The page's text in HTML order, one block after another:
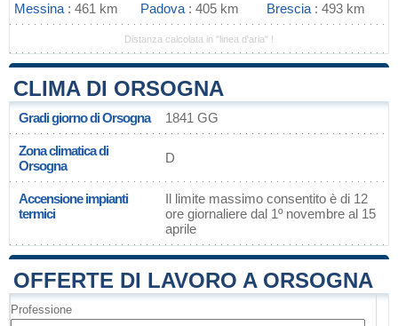
Messina : 461 km Padova : 405 km Brescia : 493 km
Distanza calcolata in "linea d'aria" !
CLIMA DI ORSOGNA
Gradi giorno di Orsogna 1841 GG
Zona climatica di
Orsogna
D
Accensione impianti
termici
Il limite massimo consentito è di 12
ore giornaliere dal 1º novembre al 15
aprile
OFFERTE DI LAVORO A ORSOGNA
Professione